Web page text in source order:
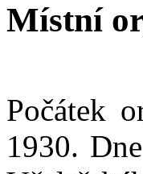
Místní
Počátek
1930.